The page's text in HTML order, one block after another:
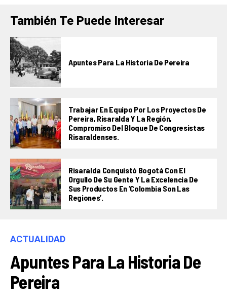
También Te Puede Interesar
Apuntes Para La Historia De Pereira
Trabajar En Equipo Por Los Proyectos De
Pereira, Risaralda Y La Región,
Compromiso Del Bloque De Congresistas
Risaraldenses.
Risaralda Conquistó Bogotá Con El
Orgullo De Su Gente Y La Excelencia De
Sus Productos En ‘Colombia Son Las
Regiones’.
ACTUALIDAD
Apuntes Para La Historia De
Pereira